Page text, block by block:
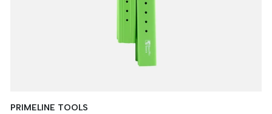
PRIMELINE TOOLS